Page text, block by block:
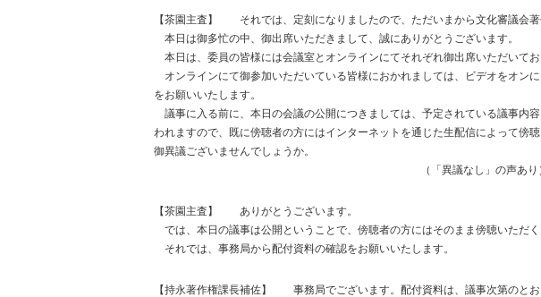
【茶園主査】
それでは、定刻になりましたので、ただいまから文化審議会
本日は御多忙の中、御出席いただきまして、誠にありがとうございます。
本日は、委員の皆様には会議室とオンラインにてそれぞれ御出席いただいてお
オンラインにて御参加いただいている皆様におかれましては、ビデオをオン
をお願いいたします。
議事に入る前に、本日の会議の公開につきましては、予定されている議事内
われますので、既に傍聴者の方にはインターネットを通じた生配信によって傍
御異議ございませんでしょうか。
（「異議なし」の声あり
【茶園主査】
ありがとうございます。
では、本日の議事は公開ということで、傍聴者の方にはそのまま傍聴いただく
それでは、事務局から配付資料の確認をお願いいたします。
【持永著作権課長補佐】
事務局でございます。配付資料は、議事次第のとお